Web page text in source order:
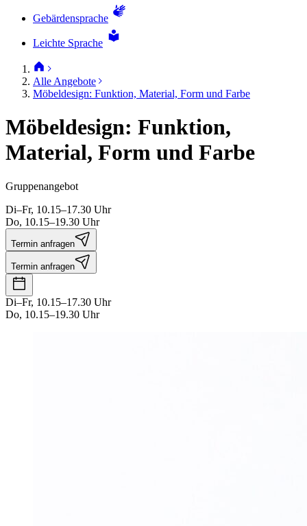
Gebärdensprache
Leichte Sprache
Alle Angebote
Möbeldesign: Funktion, Material, Form und Farbe
Möbeldesign: Funktion,
Material, Form und Farbe
Gruppenangebot
Di–Fr, 10.15–17.30 Uhr
Do, 10.15–19.30 Uhr
Termin anfragen
Termin anfragen
Di–Fr, 10.15–17.30 Uhr
Do, 10.15–19.30 Uhr